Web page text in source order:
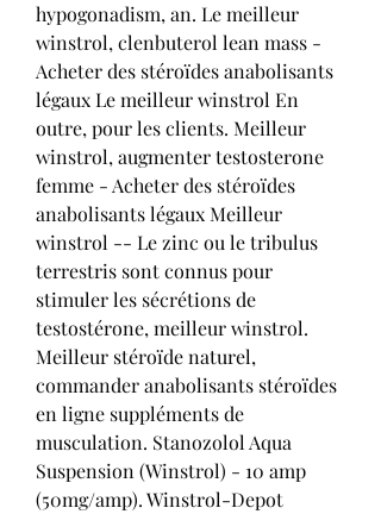
hypogonadism, an. Le meilleur
winstrol, clenbuterol lean mass -
Acheter des stéroïdes anabolisants
légaux Le meilleur winstrol En
outre, pour les clients. Meilleur
winstrol, augmenter testosterone
femme - Acheter des stéroïdes
anabolisants légaux Meilleur
winstrol -- Le zinc ou le tribulus
terrestris sont connus pour
stimuler les sécrétions de
testostérone, meilleur winstrol.
Meilleur stéroïde naturel,
commander anabolisants stéroïdes
en ligne suppléments de
musculation. Stanozolol Aqua
Suspension (Winstrol) - 10 amp
(50mg/amp). Winstrol-Depot